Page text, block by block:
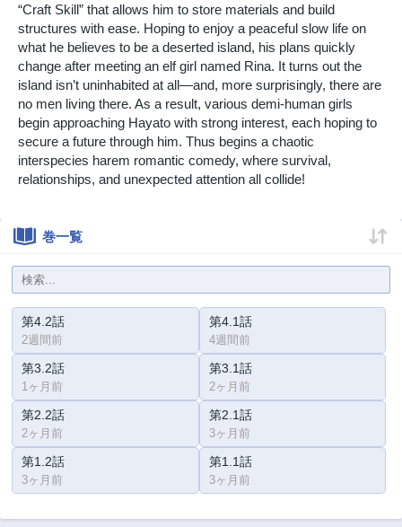
“Craft Skill” that allows him to store materials and build
structures with ease. Hoping to enjoy a peaceful slow life on
what he believes to be a deserted island, his plans quickly
change after meeting an elf girl named Rina. It turns out the
island isn’t uninhabited at all—and, more surprisingly, there are
no men living there. As a result, various demi-human girls
begin approaching Hayato with strong interest, each hoping to
secure a future through him. Thus begins a chaotic
interspecies harem romantic comedy, where survival,
relationships, and unexpected attention all collide!
巻一覧
第4.2話
2週間前
第4.1話
4週間前
第3.2話
1ヶ月前
第3.1話
2ヶ月前
第2.2話
2ヶ月前
第2.1話
3ヶ月前
第1.2話
3ヶ月前
第1.1話
3ヶ月前